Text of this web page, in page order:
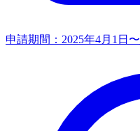
申請期間： 2025年4月1日〜